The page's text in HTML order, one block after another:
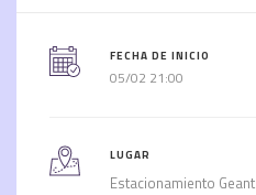
FECHA DE INICIO
05/02 21:00
LUGAR
Estacionamiento Geant